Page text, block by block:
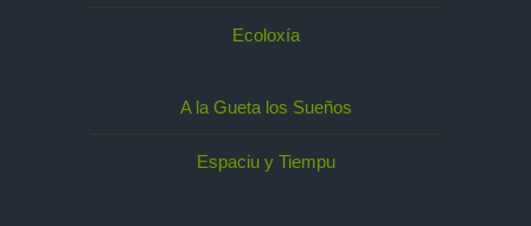
Ecoloxía
A la Gueta los Sueños
Espaciu y Tiempu